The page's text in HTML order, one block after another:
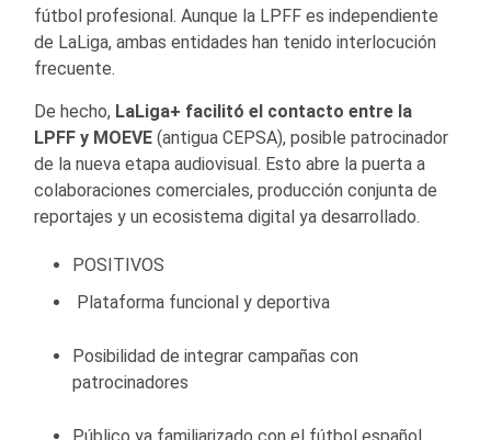
fútbol profesional. Aunque la LPFF es independiente
de LaLiga, ambas entidades han tenido interlocución
frecuente.
De hecho, LaLiga+ facilitó el contacto entre la
LPFF y MOEVE (antigua CEPSA), posible patrocinador
de la nueva etapa audiovisual. Esto abre la puerta a
colaboraciones comerciales, producción conjunta de
reportajes y un ecosistema digital ya desarrollado.
POSITIVOS
Plataforma funcional y deportiva
Posibilidad de integrar campañas con
patrocinadores